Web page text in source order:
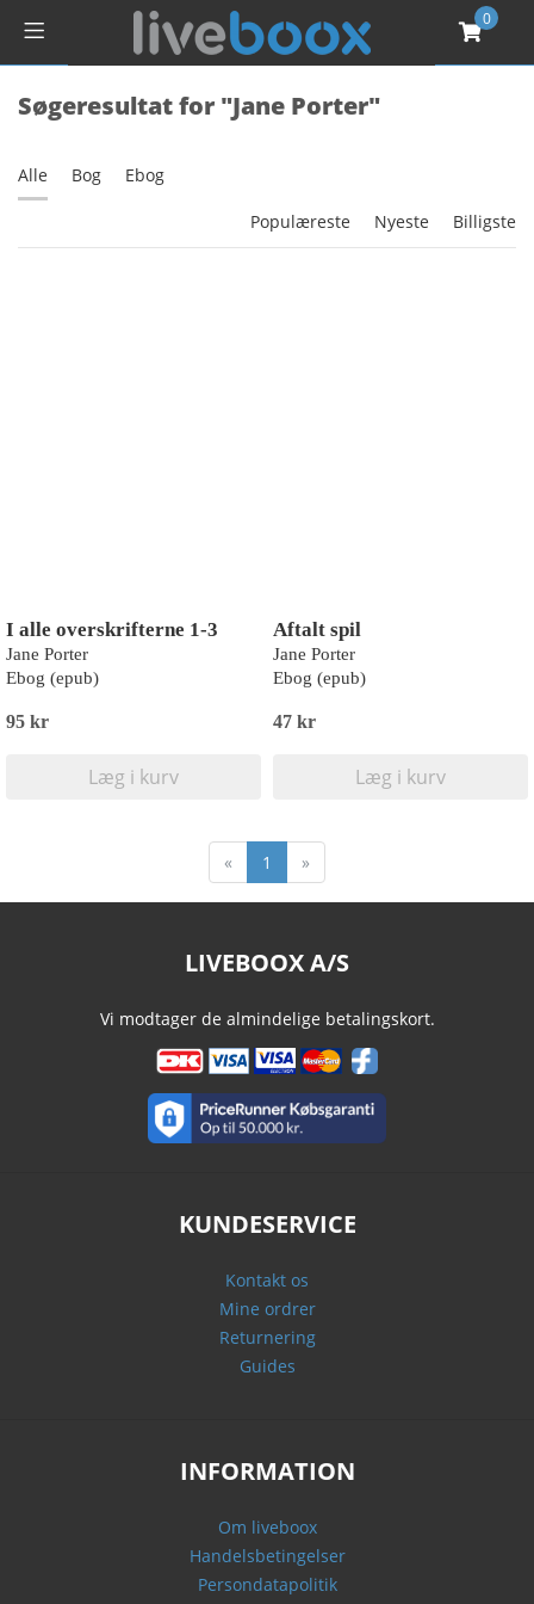
0
Søgeresultat for "Jane Porter"
Alle Bog Ebog
Populæreste Nyeste Billigste
I alle overskrifterne 1-3
Jane Porter
Ebog (epub)
95 kr
Læg i kurv
Aftalt spil
Jane Porter
Ebog (epub)
47 kr
Læg i kurv
« 1 »
LIVEBOOX A/S
Vi modtager de almindelige betalingskort.
KUNDESERVICE
Kontakt os
Mine ordrer
Returnering
Guides
INFORMATION
Om liveboox
Handelsbetingelser
Persondatapolitik